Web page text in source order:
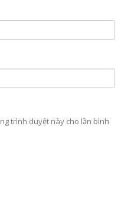
trình duyệt này cho lần bình